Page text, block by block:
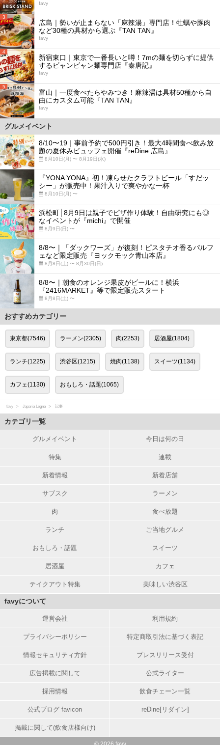
favy
3
広島｜勢いが止まらない「麻辣湯」専門店！牡蠣や豚肉
など30種の具材から選ぶ『TAN TAN』
favy
4
新宿東口｜東京で一番長いと噂！7mの麺を切らずに提供
するビャンビャン麺専門店『秦唐記』
favy
5
富山｜一度食べたらやみつき！麻辣湯は具材50種から自
由にカスタム可能『TAN TAN』
favy
グルメイベント
8/10〜19｜事前予約で500円引き！最大4時間食べ飲み放
題の夏休みビュッフェ開催『reDine 広島』
8月10日(月) 〜 8月19日(水)
『YONA YONA』初！凍らせたクラフトビール「すだッ
シー」が販売中！果汁入りで爽やかな一杯
8月10日(月) 〜
浜松町│8月9日は親子でピザ作り体験！自由研究にも◎
なイベントが『michi』で開催
8月9日(日) 〜
8/8〜｜「ダックワーズ」が復刻！ピスタチオ香るパルフ
ェなど限定販売『ヨックモック青山本店』
8月8日(土) 〜 8月30日(日)
8/8〜｜朝食のオレンジ果皮がビールに！横浜
『2416MARKET』等で限定販売スタート
8月8日(土) 〜
おすすめカテゴリー
東京都(7546) ラーメン(2305) 肉(2253) 居酒屋(1804)
ランチ(1225) 渋谷区(1215) 焼肉(1138) スイーツ(1134)
カフェ(1130) おもしろ・話題(1065)
favy Japaria Legna 記事
カテゴリ一覧
グルメイベント 今日は何の日
特集 連載
新着情報 新着店舗
サブスク ラーメン
肉 食べ放題
ランチ ご当地グルメ
おもしろ・話題 スイーツ
居酒屋 カフェ
テイクアウト特集 美味しい渋谷区
favyについて
運営会社 利用規約
プライバシーポリシー 特定商取引法に基づく表記
情報セキュリティ方針 プレスリリース受付
広告掲載に関して 公式ライター
採用情報 飲食チェーン一覧
公式ブログ favicon reDine[リダイン]
掲載に関して(飲食店様向け)